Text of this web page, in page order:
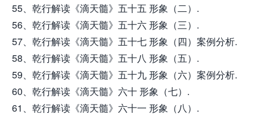
55、乾行解读《滴天髓》五十五 形象（二）.
56、乾行解读《滴天髓》五十六 形象（三）.
57、乾行解读《滴天髓》五十七 形象（四）案例分析.
58、乾行解读《滴天髓》五十八 形象（五）.
59、乾行解读《滴天髓》五十九 形象（六）案例分析.
60、乾行解读《滴天髓》六十 形象（七）.
61、乾行解读《滴天髓》六十一 形象（八）.